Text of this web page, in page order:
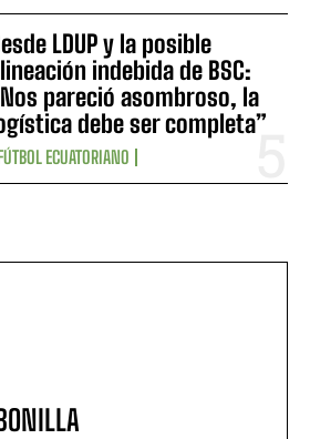
LDUP y la posible
indebida de BSC:
pareció asombroso, la
debe ser completa”
ECUATORIANO